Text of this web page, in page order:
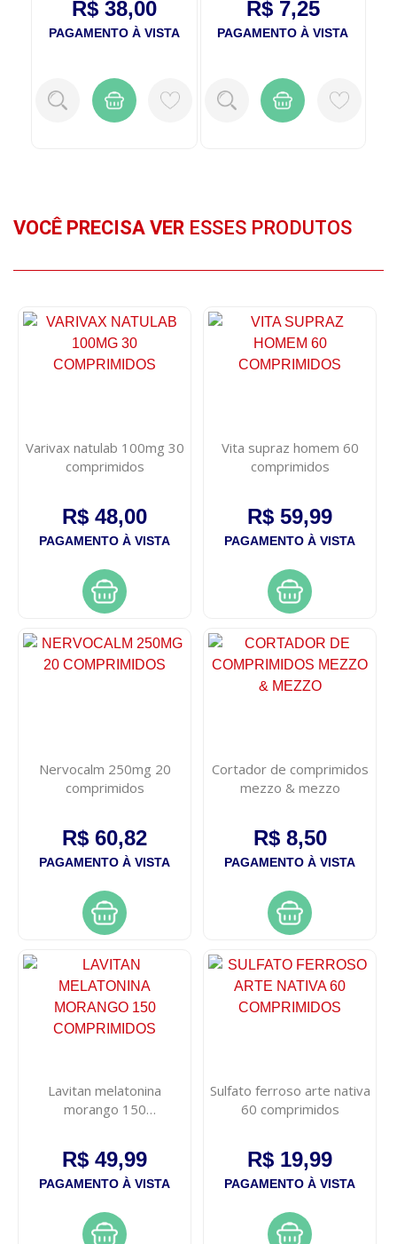
R$ 38,00
PAGAMENTO À VISTA
R$ 7,25
PAGAMENTO À VISTA
VOCÊ PRECISA VER ESSES PRODUTOS
Varivax natulab 100mg 30
comprimidos
R$ 48,00
PAGAMENTO À VISTA
Vita supraz homem 60
comprimidos
R$ 59,99
PAGAMENTO À VISTA
Nervocalm 250mg 20
comprimidos
R$ 60,82
PAGAMENTO À VISTA
Cortador de comprimidos
mezzo & mezzo
R$ 8,50
PAGAMENTO À VISTA
Lavitan melatonina
morango 150
R$ 49,99
PAGAMENTO À VISTA
Sulfato ferroso arte nativa
60 comprimidos
R$ 19,99
PAGAMENTO À VISTA